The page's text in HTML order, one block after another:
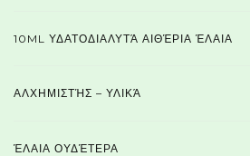
10ML ΥΔΑΤΟΔΙΑΛΥΤΆ ΑΙΘΈΡΙΑ ΈΛΑΙΑ
ΑΛΧΗΜΙΣΤΉΣ – ΥΛΙΚΆ
ΈΛΑΙΑ ΟΥΔΈΤΕΡΑ